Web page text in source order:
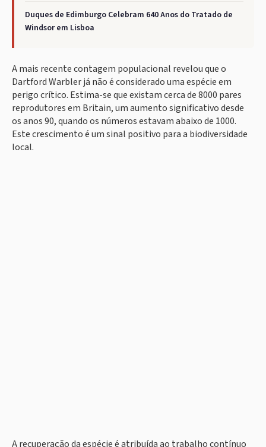
Duques de Edimburgo Celebram 640 Anos do Tratado de
Windsor em Lisboa
A mais recente contagem populacional revelou que o
Dartford Warbler já não é considerado uma espécie em
perigo crítico. Estima-se que existam cerca de 8000 pares
reprodutores em Britain, um aumento significativo desde
os anos 90, quando os números estavam abaixo de 1000.
Este crescimento é um sinal positivo para a biodiversidade
local.
A recuperação da espécie é atribuída ao trabalho contínuo